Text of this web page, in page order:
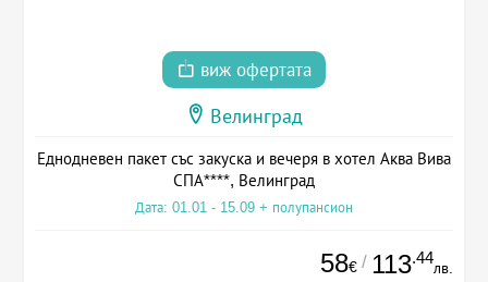
виж офертата
Велинград
Еднодневен пакет със закуска и вечеря в хотел Аква Вива
СПА****, Велинград
Дата: 01.01 - 15.09 + полупансион
58€ / 113.44
лв.